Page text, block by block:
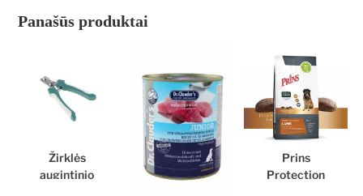
Panašūs produktai
Žirklės
augintinio
Prins
Protection